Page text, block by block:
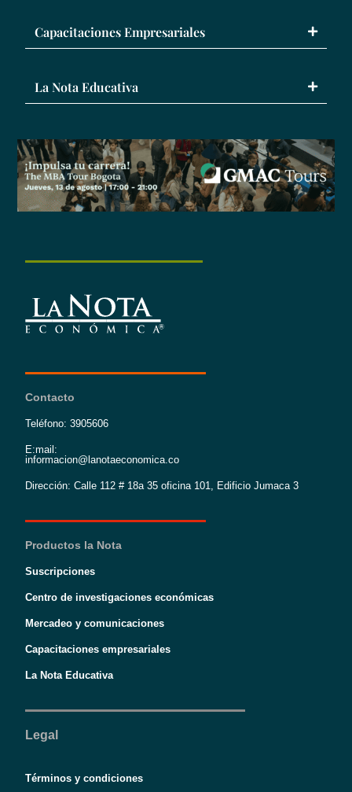
Capacitaciones Empresariales
La Nota Educativa
Contacto
Teléfono: 3905606
E:mail:
informacion@lanotaeconomica.co
Dirección: Calle 112 # 18a 35 oficina 101, Edificio Jumaca 3
Productos la Nota
Suscripciones
Centro de investigaciones económicas
Mercadeo y comunicaciones
Capacitaciones empresariales
La Nota Educativa
Legal
Términos y condiciones